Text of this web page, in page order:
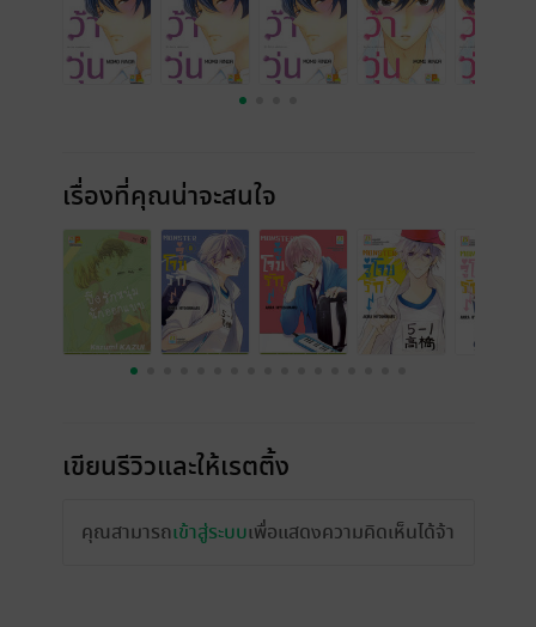
เรื่องที่คุณน่าจะสนใจ
เขียนรีวิวและให้เรตติ้ง
คุณสามารถเข้าสู่ระบบเพื่อแสดงความคิดเห็นได้จ้า